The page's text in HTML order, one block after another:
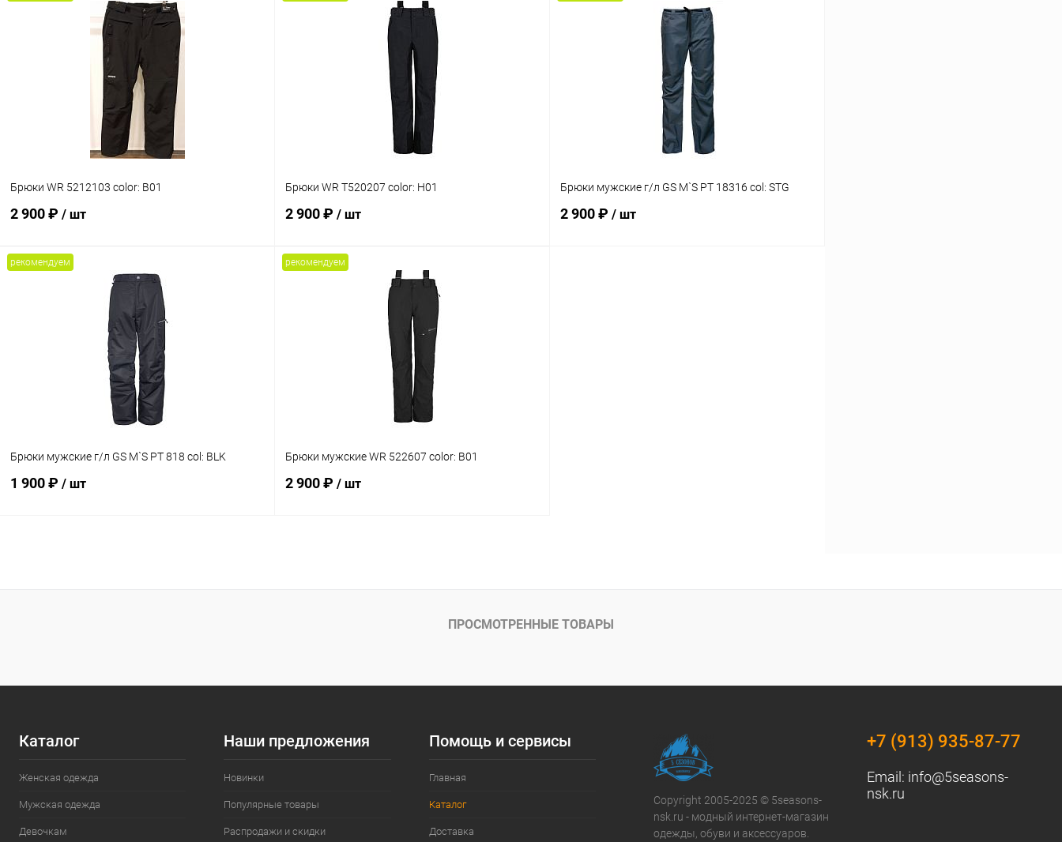
В корзину
В наличии
В корзину
S
В корзину
Брюки WR 5212103 color: B01
2 900 ₽ / шт
В корзину
Брюки WR T520207 color: H01
2 900 ₽ / шт
В корзину
Брюки мужские г/л GS M`S PT 18316 col: STG
2 900 ₽ / шт
рекомендуем
Брюки мужские г/л GS M`S PT 818 col: BLK
1 900 ₽ / шт
Сравнение
рекомендуем
Брюки мужские WR 522607 color: B01
2 900 ₽ / шт
Сравнение
ПРОСМОТРЕННЫЕ ТОВАРЫ
Каталог
Женская одежда
Мужская одежда
Девочкам
Наши предложения
Новинки
Популярные товары
Распродажи и скидки
Помощь и сервисы
Главная
Каталог
Доставка
Copyright 2005-2025 © 5seasons-
nsk.ru - модный интернет-магазин
одежды, обуви и аксессуаров.
+7 (913) 935-87-77
Email: info@5seasons-
nsk.ru